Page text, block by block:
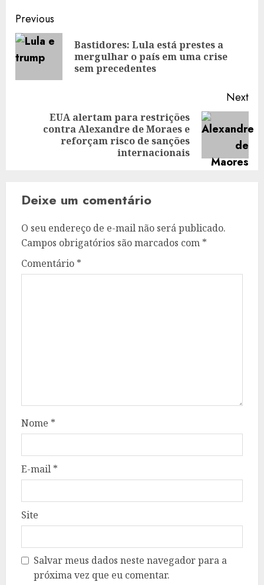
Post
navigation
Previous
Bastidores: Lula está prestes a
mergulhar o país em uma crise
sem precedentes
Next
EUA alertam para restrições
contra Alexandre de Moraes e
reforçam risco de sanções
internacionais
Deixe um comentário
O seu endereço de e-mail não será publicado.
Campos obrigatórios são marcados com *
Comentário *
Nome *
E-mail *
Site
Salvar meus dados neste navegador para a
próxima vez que eu comentar.